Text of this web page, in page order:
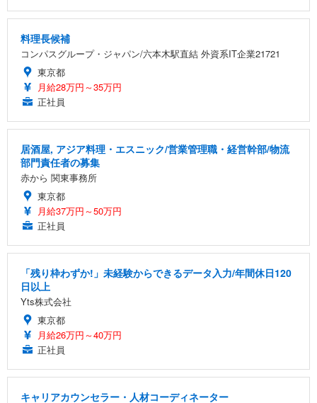
料理長候補
コンパスグループ・ジャパン/六本木駅直結 外資系IT企業21721
東京都
月給28万円～35万円
正社員
居酒屋, アジア料理・エスニック/営業管理職・経営幹部/物流
部門責任者の募集
赤から 関東事務所
東京都
月給37万円～50万円
正社員
「残り枠わずか!」未経験からできるデータ入力/年間休日120
日以上
Yts株式会社
東京都
月給26万円～40万円
正社員
キャリアカウンセラー・人材コーディネーター